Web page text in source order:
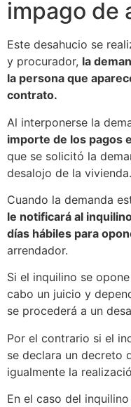
impago de
Este desahucio se
y procurador, la
la persona que
contrato.
Al interponerse la
importe de los pagos
que se solicitó la
desalojo de la vivienda.
Cuando la demanda
le notificará al
días hábiles para
arrendador.
Si el inquilino se
cabo un juicio y
se procederá a un
Por el contrario si el
se declara un decreto
igualmente la
En el caso del inquilino